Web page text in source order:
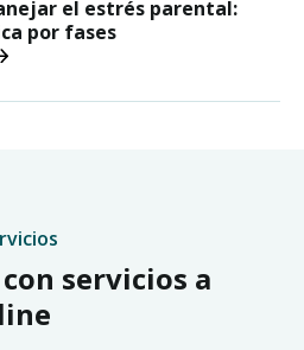
el estrés parental:
por fases
servicios a